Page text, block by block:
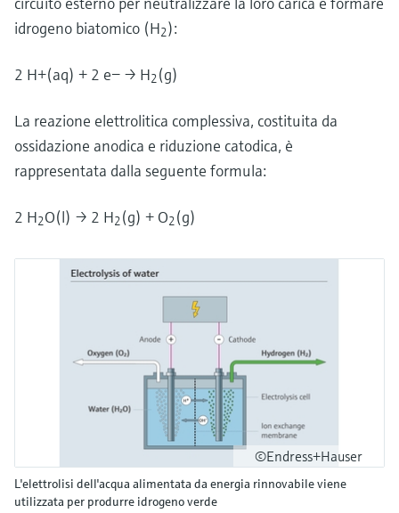
idrogeno biatomico (H2):
2 H+(aq) + 2 e− → H2(g)
La reazione elettrolitica complessiva, costituita da
ossidazione anodica e riduzione catodica, è
rappresentata dalla seguente formula:
2 H2O(l) → 2 H2(g) + O2(g)
©Endress+Hauser
L'elettrolisi dell'acqua alimentata da energia rinnovabile viene
utilizzata per produrre idrogeno verde